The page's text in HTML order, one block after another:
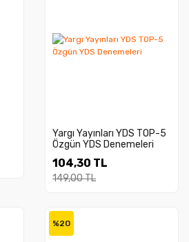
Yargı Yayınları YDS TOP-5
Özgün YDS Denemeleri
104,30 TL
149,00 TL
%20